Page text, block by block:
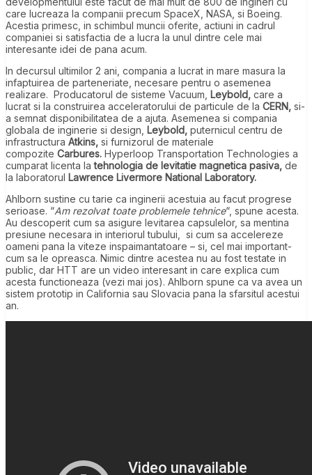
care lucreaza la companii precum SpaceX, NASA, si Boeing.
Acestia primesc, in schimbul muncii oferite, actiuni in cadrul
companiei si satisfactia de a lucra la unul dintre cele mai
interesante idei de pana acum.
In decursul ultimilor 2 ani, compania a lucrat in mare masura la
infaptuirea de parteneriate, necesare pentru o asemenea
realizare. Producatorul de sisteme Vacuum, Leybold, care a
lucrat si la construirea acceleratorului de particule de la CERN, si-
a semnat disponibilitatea de a ajuta. Asemenea si compania
globala de inginerie si design, Leybold, puternicul centru de
infrastructura Atkins, si furnizorul de materiale
compozite Carbures. Hyperloop Transportation Technologies a
cumparat licenta latehnologia de levitatie magnetica pasiva, de
la laboratorul Lawrence Livermore National Laboratory.
Ahlborn sustine cu tarie ca inginerii acestuia au facut progrese
serioase. “Am rezolvat toate problemele tehnice“, spune acesta.
Au descoperit cum sa asigure levitarea capsulelor, sa mentina
presiune necesara in interiorul tubului, si cum sa accelereze
oameni pana la viteze inspaimantatoare – si, cel mai important-
cum sa le opreasca. Nimic dintre acestea nu au fost testate in
public, dar HTT are un video interesant in care explica cum
acesta functioneaza (vezi mai jos). Ahlborn spune ca va avea un
sistem prototip in California sau Slovacia pana la sfarsitul acestui
an.